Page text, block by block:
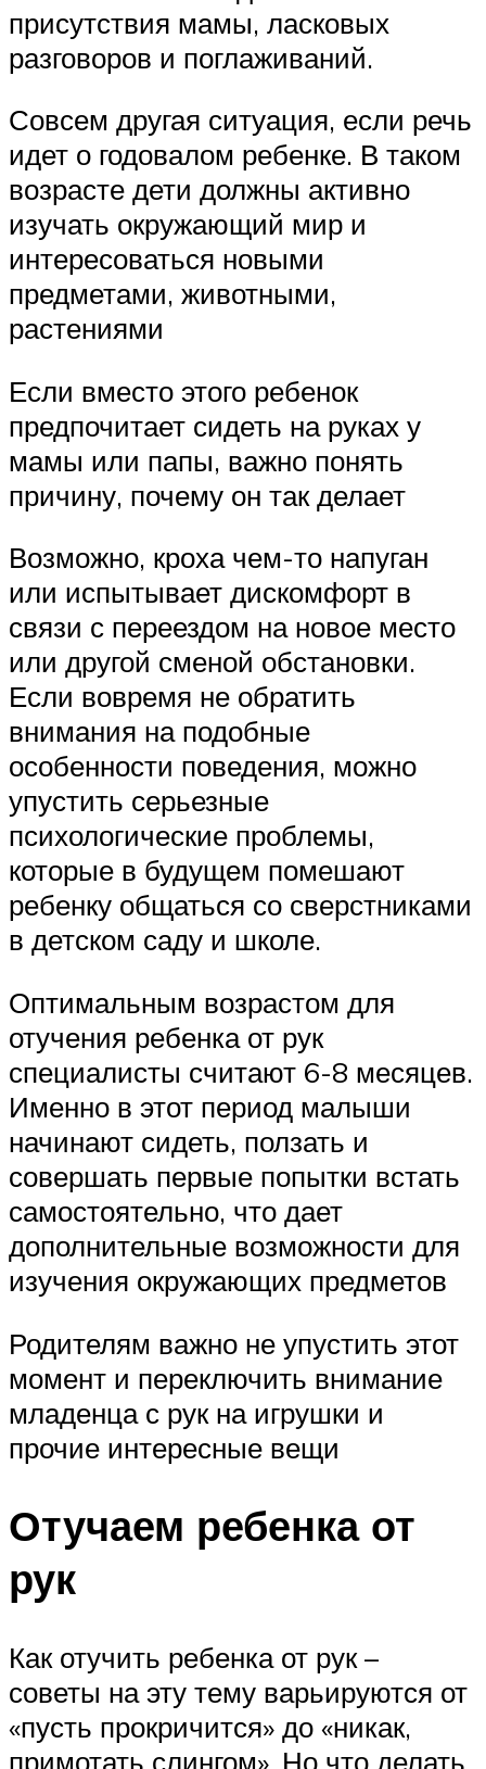
присутствия мамы, ласковых
разговоров и поглаживаний.
Совсем другая ситуация, если речь
идет о годовалом ребенке. В таком
возрасте дети должны активно
изучать окружающий мир и
интересоваться новыми
предметами, животными,
растениями
Если вместо этого ребенок
предпочитает сидеть на руках у
мамы или папы, важно понять
причину, почему он так делает
Возможно, кроха чем-то напуган
или испытывает дискомфорт в
связи с переездом на новое место
или другой сменой обстановки.
Если вовремя не обратить
внимания на подобные
особенности поведения, можно
упустить серьезные
психологические проблемы,
которые в будущем помешают
ребенку общаться со сверстниками
в детском саду и школе.
Оптимальным возрастом для
отучения ребенка от рук
специалисты считают 6-8 месяцев.
Именно в этот период малыши
начинают сидеть, ползать и
совершать первые попытки встать
самостоятельно, что дает
дополнительные возможности для
изучения окружающих предметов
Родителям важно не упустить этот
момент и переключить внимание
младенца с рук на игрушки и
прочие интересные вещи
Отучаем ребенка от
рук
Как отучить ребенка от рук –
советы на эту тему варьируются от
«пусть прокричится» до «никак,
примотать слингом». Но что делать,